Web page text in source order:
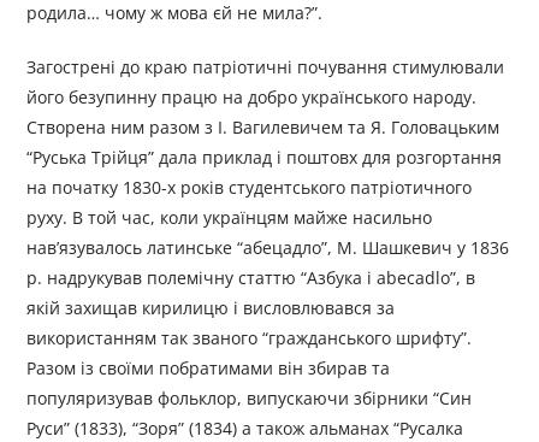
родила… чому ж мова єй не мила?”.
Загострені до краю патріотичні почування стимулювали
його безупинну працю на добро українського народу.
Створена ним разом з І. Вагилевичем та Я. Головацьким
“Руська Трійця” дала приклад і поштовх для розгортання
на початку 1830-х років студентського патріотичного
руху. В той час, коли українцям майже насильно
нав’язувалось латинське “абецадло”, М. Шашкевич у 1836
р. надрукував полемічну статтю “Азбука і аbесаdlо”, в
якій захищав кирилицю і висловлювався за
використанням так званого “гражданського шрифту”.
Разом із своїми побратимами він збирав та
популяризував фольклор, випускаючи збірники “Син
Руси” (1833), “Зоря” (1834) а також альманах “Русалка